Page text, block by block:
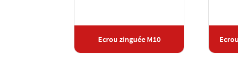
Ecrou zinguée M10